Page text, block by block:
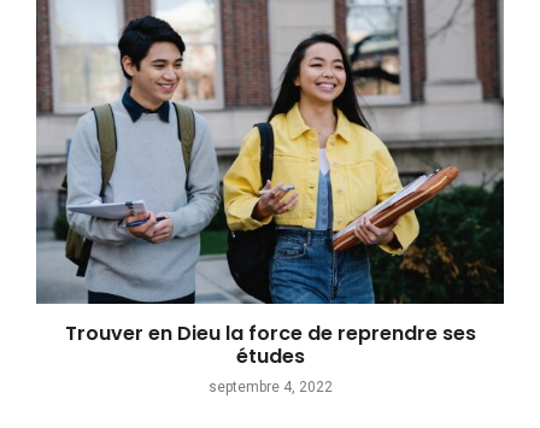
Trouver en Dieu la force de reprendre ses
études
septembre 4, 2022